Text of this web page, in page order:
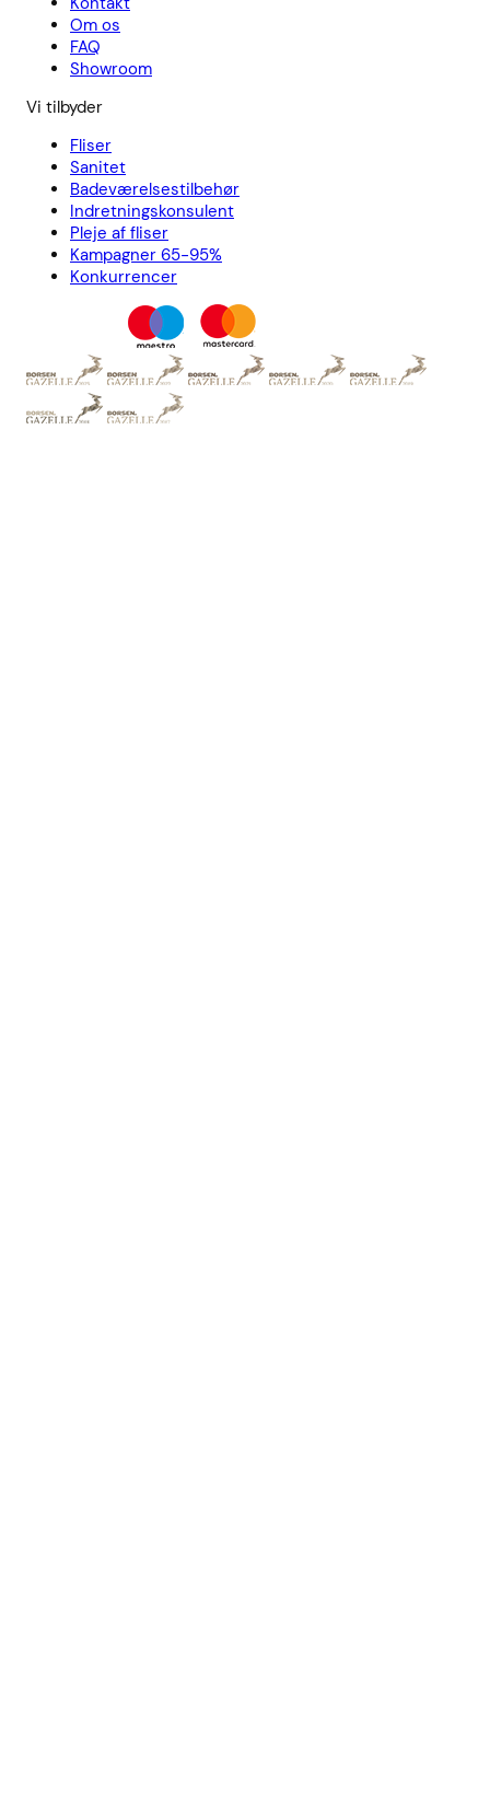
Om os
FAQ
Showroom
Vi tilbyder
Fliser
Sanitet
Badeværelsestilbehør
Indretningskonsulent
Pleje af fliser
Kampagner 65-95%
Konkurrencer